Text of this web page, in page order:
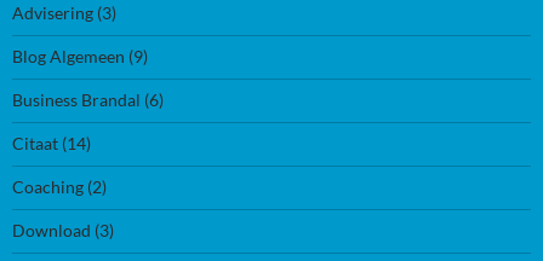
Advisering (3)
Blog Algemeen (9)
Business Brandal (6)
Citaat (14)
Coaching (2)
Download (3)